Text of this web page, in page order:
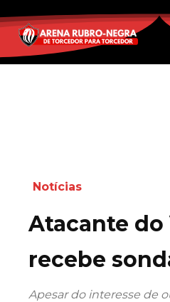
Notícias
Atacante
recebe
Apesar do interesse de